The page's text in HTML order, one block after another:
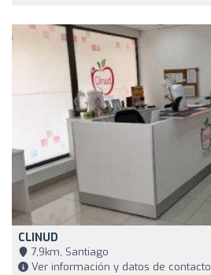
CLINUD
7,9km, Santiago
Ver información y datos de contacto